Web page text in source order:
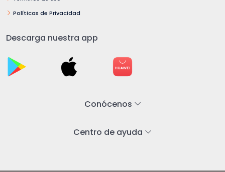
Políticas de Privacidad
Descarga nuestra app
Conócenos
Centro de ayuda